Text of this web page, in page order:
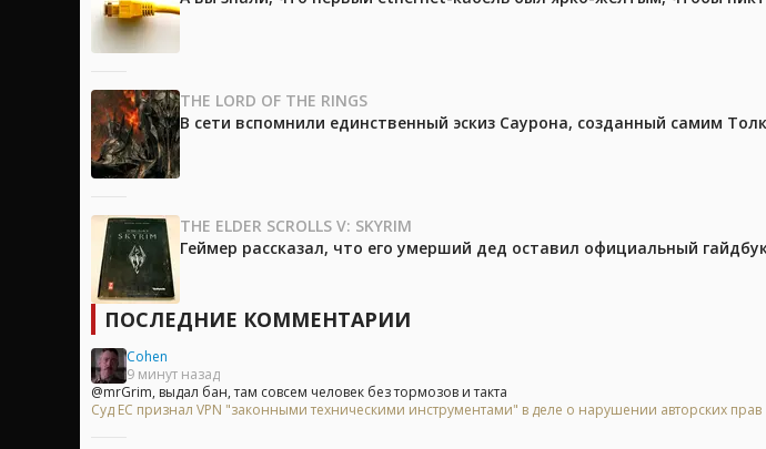
THE LORD OF THE RINGS
В сети вспомнили единственный эскиз Саурона, созданный самим
THE ELDER SCROLLS V: SKYRIM
Геймер рассказал, что его умерший дед оставил официальный
ПОСЛЕДНИЕ КОММЕНТАРИИ
Cohen
9 минут назад
@mrGrim, выдал бан, там совсем человек без тормозов и такта
Суд ЕС признал VPN "законными техническими инструментами" в деле о нарушении авторских прав